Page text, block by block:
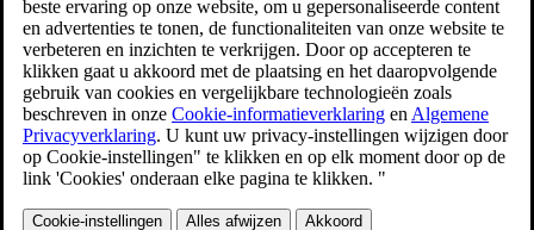
De elektronische stabiliteitsregeling
bestaat uit diverse subfuncties
die je auto automatisch kunnen laten remmen om te voorkomen dat
je gaat slippen als de auto geen tractie of verlies van controle over
het stuur detecteert. Hiervoor schakelt de ESC de remmen op elk
wiel afzonderlijk in. Wanneer dit gebeurt, gaat het symbool voor
ESC op het bestuurdersdisplay knipperen.